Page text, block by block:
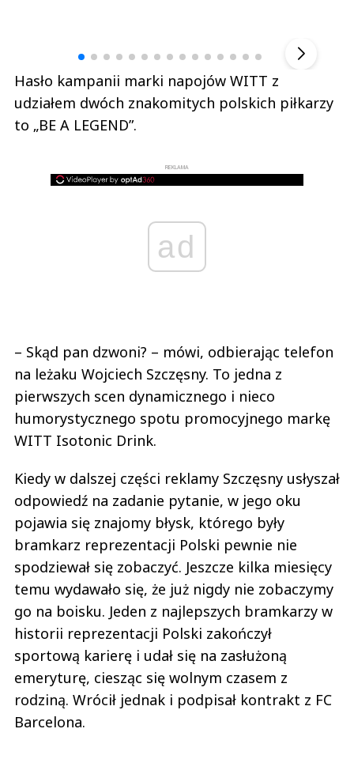
Hasło kampanii marki napojów WITT z
udziałem dwóch znakomitych polskich piłkarzy
to „BE A LEGEND”.
REKLAMA
ad
– Skąd pan dzwoni? – mówi, odbierając telefon
na leżaku Wojciech Szczęsny. To jedna z
pierwszych scen dynamicznego i nieco
humorystycznego spotu promocyjnego markę
WITT Isotonic Drink.
Kiedy w dalszej części reklamy Szczęsny usłyszał
odpowiedź na zadanie pytanie, w jego oku
pojawia się znajomy błysk, którego były
bramkarz reprezentacji Polski pewnie nie
spodziewał się zobaczyć. Jeszcze kilka miesięcy
temu wydawało się, że już nigdy nie zobaczymy
go na boisku. Jeden z najlepszych bramkarzy w
historii reprezentacji Polski zakończył
sportową karierę i udał się na zasłużoną
emeryturę, ciesząc się wolnym czasem z
rodziną. Wrócił jednak i podpisał kontrakt z FC
Barcelona.